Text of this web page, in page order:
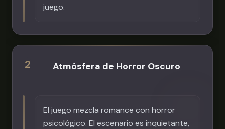
juego.
2 Atmósfera de Horror Oscuro
El juego mezcla romance con horror
psicológico. El escenario es inquietante,